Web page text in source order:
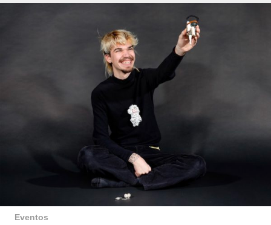
Eventos